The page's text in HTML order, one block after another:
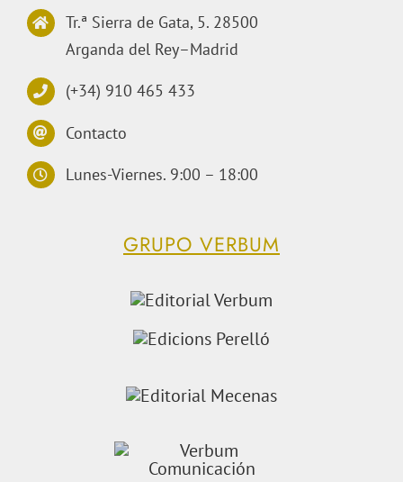
Tr.ª Sierra de Gata, 5. 28500
Arganda del Rey–Madrid
(+34) 910 465 433
Contacto
Lunes-Viernes. 9:00 – 18:00
GRUPO VERBUM